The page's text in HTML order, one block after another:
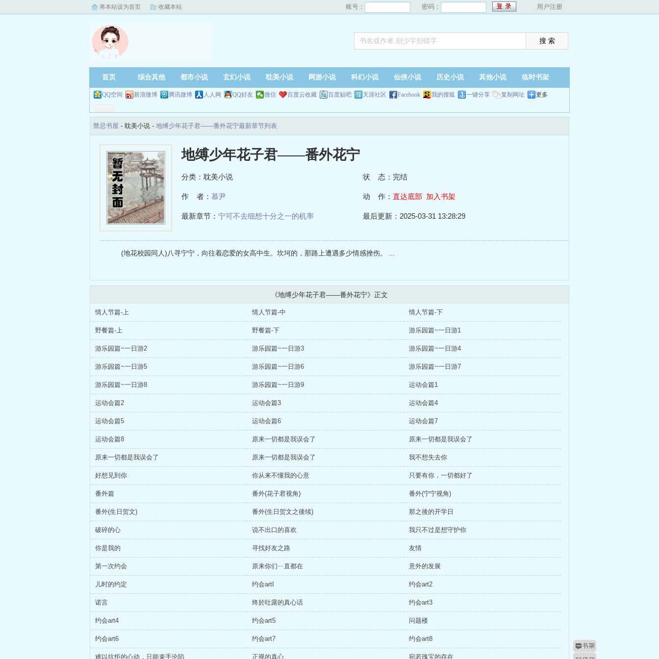
将本站设为首页 收藏本站 账号： 密码： 用户注册
首页 综合其他 都市小说 玄幻小说 耽美小说 网游小说 科幻小说 仙侠小说 历史小说 其他小说 临时书架
QQ空间 新浪微博 腾讯微博 人人网 QQ好友 微信 百度云收藏 百度贴吧 天涯社区 Facebook 我的搜狐 一键分享 复制网址 更多
禁忌书屋 - 耽美小说 - 地缚少年花子君——番外花宁最新章节列表
地缚少年花子君——番外花宁
分类：耽美小说 状 态：完结
作 者： 慕尹 动 作： 直达底部 加入书架
最新章节： 宁可不去细想十分之一的机率 最后更新：2025-03-31 13:28:29
(地花校园同人)八寻宁宁，向往着恋爱的女高中生。坎坷的，那路上遭遇多少情感挫伤。 ...
《地缚少年花子君——番外花宁》正文
情人节篇-上 情人节篇-中 情人节篇-下
野餐篇-上 野餐篇-下 游乐园篇~一日游1
游乐园篇~一日游2 游乐园篇~一日游3 游乐园篇~一日游4
游乐园篇~一日游5 游乐园篇~一日游6 游乐园篇~一日游7
游乐园篇~一日游8 游乐园篇~一日游9 运动会篇1
运动会篇2 运动会篇3 运动会篇4
运动会篇5 运动会篇6 运动会篇7
运动会篇8 原来一切都是我误会了 原来一切都是我误会了
原来一切都是我误会了 原来一切都是我误会了 我不想失去你
好想见到你 你从来不懂我的心意 只要有你，一切都好了
番外篇 番外(花子君视角) 番外(宁宁视角)
番外(生日贺文) 番外(生日贺文之後续) 那之後的开学日
破碎的心 说不出口的喜欢 我只不过是想守护你
你是我的 寻找好友之路 友情
第一次约会 原来你们ㄧ直都在 意外的发展
儿时的约定 约会artI 约会art2
诺言 终於吐露的真心话 约会art3
约会art4 约会art5 问题楼
约会art6 约会art7 约会art8
难以抗拒的心动，只能束手沦陷 正视的真心 宛若瑰宝的存在